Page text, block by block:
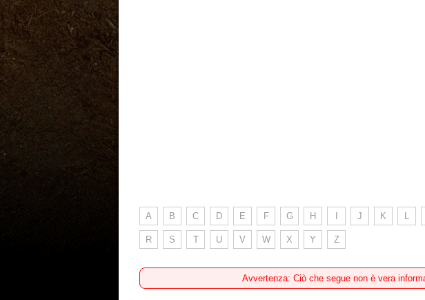
A B C D E F G H J K L
R S T U V W X Y Z
Avvertenza: Ciò che segue non è vera